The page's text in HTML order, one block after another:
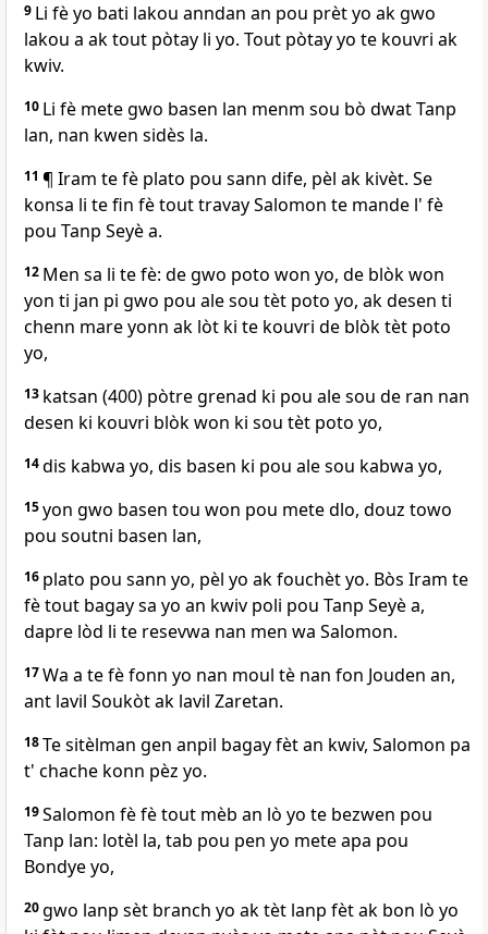
9 Li fè yo bati lakou anndan an pou prèt yo ak gwo
lakou a ak tout pòtay li yo. Tout pòtay yo te kouvri ak
kwiv.
10 Li fè mete gwo basen lan menm sou bò dwat Tanp
lan, nan kwen sidès la.
11 ¶ Iram te fè plato pou sann dife, pèl ak kivèt. Se
konsa li te fin fè tout travay Salomon te mande l' fè
pou Tanp Seyè a.
12 Men sa li te fè: de gwo poto won yo, de blòk won
yon ti jan pi gwo pou ale sou tèt poto yo, ak desen ti
chenn mare yonn ak lòt ki te kouvri de blòk tèt poto
yo,
13 katsan (400) pòtre grenad ki pou ale sou de ran nan
desen ki kouvri blòk won ki sou tèt poto yo,
14dis kabwa yo, dis basen ki pou ale sou kabwa yo,
15yon gwo basen tou won pou mete dlo, douz towo
pou soutni basen lan,
16 plato pou sann yo, pèl yo ak fouchèt yo. Bòs Iram te
fè tout bagay sa yo an kwiv poli pou Tanp Seyè a,
dapre lòd li te resevwa nan men wa Salomon.
17Wa a te fè fonn yo nan moul tè nan fon Jouden an,
ant lavil Soukòt ak lavil Zaretan.
18Te sitèlman gen anpil bagay fèt an kwiv, Salomon pa
t' chache konn pèz yo.
19Salomon fè fè tout mèb an lò yo te bezwen pou
Tanp lan: lotèl la, tab pou pen yo mete apa pou
Bondye yo,
20gwo lanp sèt branch yo ak tèt lanp fèt ak bon lò yo